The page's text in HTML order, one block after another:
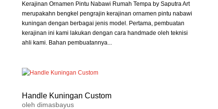
Kerajinan Ornamen Pintu Nabawi Rumah Tempa by Saputra Art
merupakahn bengkel pengrajin kerajinan ornamen pintu nabawi
kuningan dengan berbagai jenis model. Pertama, pembuatan
kerajinan ini kami lakukan dengan cara handmade oleh teknisi
ahli kami. Bahan pembuatannya...
Handle Kuningan Custom
oleh dimasbayus